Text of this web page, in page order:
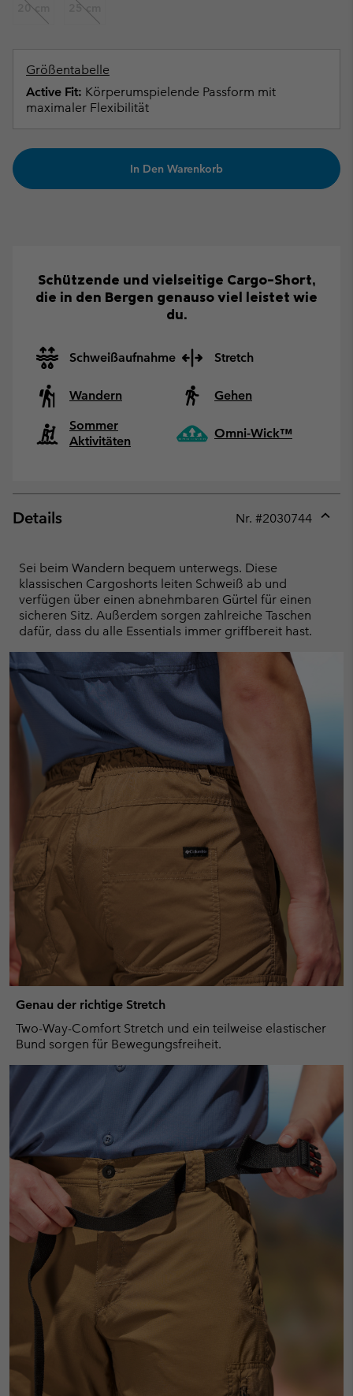
20 cm 25 cm
Größentabelle
Active Fit: Körperumspielende Passform mit
maximaler Flexibilität
In Den Warenkorb
Schützende und vielseitige Cargo-Short,
die in den Bergen genauso viel leistet wie
du.
Schweißaufnahme Stretch
Wandern
Gehen
Sommer
Aktivitäten
Omni-Wick™
Details Nr. #2030744
Sei beim Wandern bequem unterwegs. Diese
klassischen Cargoshorts leiten Schweiß ab und
verfügen über einen abnehmbaren Gürtel für einen
sicheren Sitz. Außerdem sorgen zahlreiche Taschen
dafür, dass du alle Essentials immer griffbereit hast.
Genau der richtige Stretch
Two-Way-Comfort Stretch und ein teilweise elastischer
Bund sorgen für Bewegungsfreiheit.